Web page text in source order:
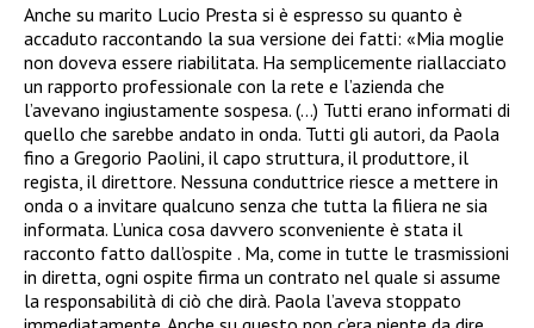
Anche su marito Lucio Presta si è espresso su quanto è
accaduto raccontando la sua versione dei fatti: «Mia moglie
non doveva essere riabilitata. Ha semplicemente riallacciato
un rapporto professionale con la rete e l’azienda che
l’avevano ingiustamente sospesa. (…) Tutti erano informati di
quello che sarebbe andato in onda. Tutti gli autori, da Paola
fino a Gregorio Paolini , il capo struttura, il produttore, il
regista, il direttore. Nessuna conduttrice riesce a mettere in
onda o a invitare qualcuno senza che tutta la filiera ne sia
informata. L’unica cosa davvero sconveniente è stata il
racconto fatto dall’ospite . Ma, come in tutte le trasmissioni
in diretta, ogni ospite firma un contrato nel quale si assume
la responsabilità di ciò che dirà. Paola l’aveva stoppato